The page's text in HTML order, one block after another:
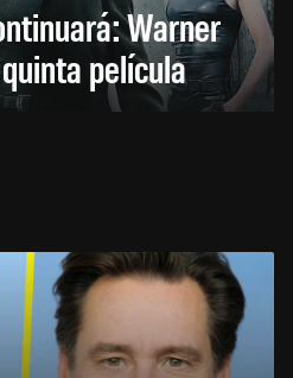
Warner
película